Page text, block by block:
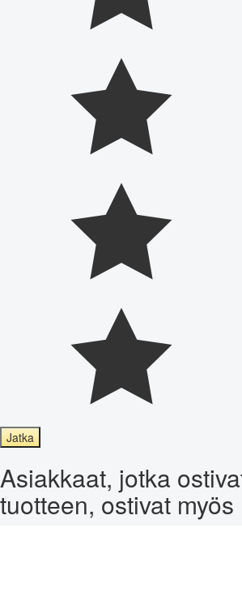
Jatka
Asiakkaat, jotka
tuotteen, ostivat myös